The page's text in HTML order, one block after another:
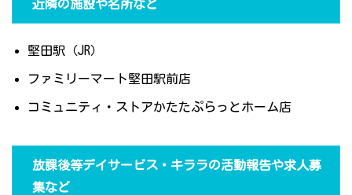
近隣の施設や名所など
堅田駅（JR）
ファミリーマート堅田駅前店
コミュニティ・ストアかたたぷらっとホーム店
放課後等デイサービス・キララの活動報告や求人募
集など